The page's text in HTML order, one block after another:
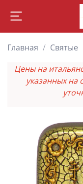
Главная
Святые
Цены на
указанных на